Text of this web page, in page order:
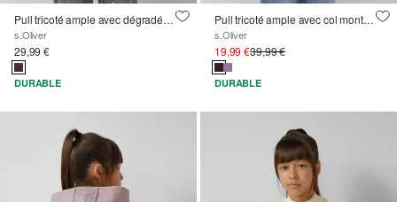
Pull tricoté ample avec dégradé de couleurs
s.Oliver
29,99 €
DURABLE
Pull tricoté ample avec col montant en fil chenille
s.Oliver
19,99 €39,99 €
DURABLE